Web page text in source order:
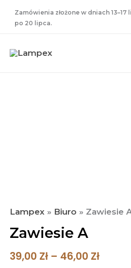
Zamówienia złożone w dniach
po 20 lipca.
Lampex » Biuro » Zawiesie
Zawiesie A
39,00 Zł – 46,00 Zł